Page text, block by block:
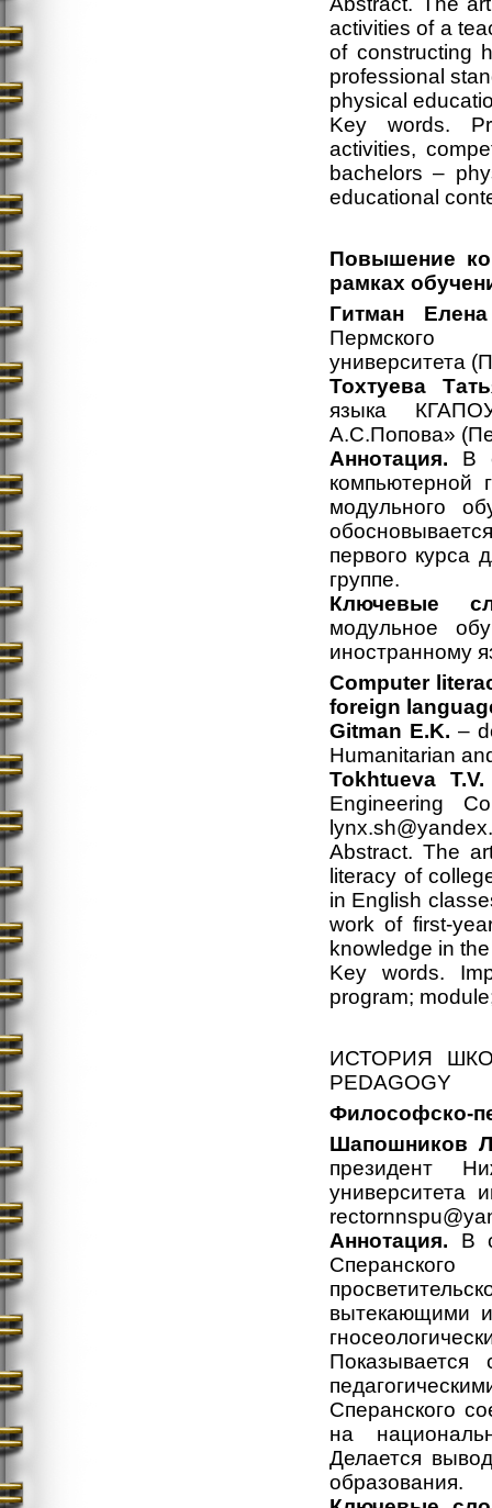
activities of a
of constructing
professional
physical
Key words.
activities,
bachelors –
educational
Повышение
рамках
Гитман Елена
Пермского
университета
Тохтуева
языка
А.С.Попова»
Аннотация. В
компьютерной
модульного
первого курса
группе.
Ключевые
модульное
иностранному
Computer
foreign
Gitman E.K. –
Humanitarian
Tokhtueva T.V.
Engineering
Abstract. The
literacy of
in English
work of first-
knowledge in
Key words.
program;
ИСТОРИЯ
PEDAGOGY
Философско-
Шапошников
президент
университета
Аннотация. В
вытекающими
Сперанского
на
Делается
образования.